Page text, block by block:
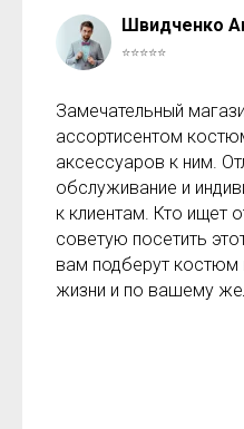
Швидченко
⭐⭐⭐⭐⭐
Замечательный
ассортисентом
аксессуаров к ним.
обслуживание и
к клиентам. Кто ищет
советую посетить
вам подберут костюм
жизни и по вашему